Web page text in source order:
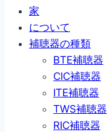
家
について
補聴器の種類
BTE補聴器
CIC補聴器
ITE補聴器
TWS補聴器
RIC補聴器